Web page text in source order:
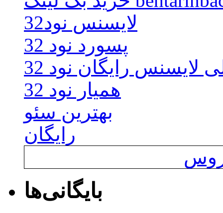
لایسنس نود32
پسورد نود 32
لایسنس رایگان نود 32
همیار نود 32
بهترین سئو
رایگان
بایگانی‌ها